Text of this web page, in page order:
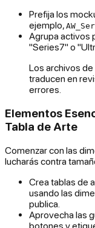
Prefija los
ejemplo,
Agrupa activos
"Series7" o
Los archivos
traducen en
errores.
Elementos
Tabla de Arte
Comenzar con las
lucharás contra
Crea tablas de
usando las
publica.
Aprovecha las
botones y